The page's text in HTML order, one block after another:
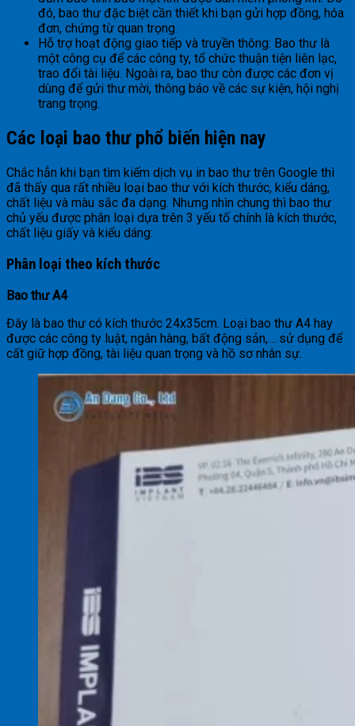
đó, bao thư đặc biệt cần thiết khi bạn gửi hợp đồng, hóa
đơn, chứng từ quan trọng.
Hỗ trợ hoạt động giao tiếp và truyền thông: Bao thư là
một công cụ để các công ty, tổ chức thuận tiện liên lạc,
trao đổi tài liệu. Ngoài ra, bao thư còn được các đơn vị
dùng để gửi thư mời, thông báo về các sự kiện, hội nghị
trang trọng.
Các loại bao thư phổ biến hiện nay
Chắc hẳn khi bạn tìm kiếm dịch vụ in bao thư trên Google thì
đã thấy qua rất nhiều loại bao thư với kích thước, kiểu dáng,
chất liệu và màu sắc đa dạng. Nhưng nhìn chung thì bao thư
chủ yếu được phân loại dựa trên 3 yếu tố chính là kích thước,
chất liệu giấy và kiểu dáng:
Phân loại theo kích thước
Bao thư A4
Đây là bao thư có kích thước 24x35cm. Loại bao thư A4 hay
được các công ty luật, ngân hàng, bất động sản,… sử dụng để
cất giữ hợp đồng, tài liệu quan trọng và hồ sơ nhân sự.